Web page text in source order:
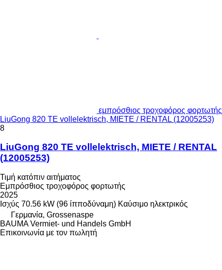
εμπρόσθιος τροχοφόρος φορτωτής
LiuGong 820 TE vollelektrisch, MIETE / RENTAL (12005253)
8
LiuGong 820 TE vollelektrisch, MIETE / RENTAL
(12005253)
Τιμή κατόπιν αιτήματος
Εμπρόσθιος τροχοφόρος φορτωτής
2025
Ισχύς 70.56 kW (96 ίπποδύναμη) Καύσιμο ηλεκτρικός
Γερμανία, Grossenaspe
BAUMA Vermiet- und Handels GmbH
Επικοινωνία με τον πωλητή